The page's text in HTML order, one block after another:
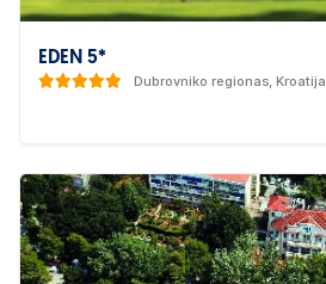
EDEN 5*
Dubrovniko regionas, Kroatija